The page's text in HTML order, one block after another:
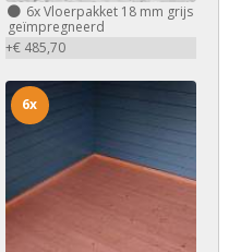
6xVloerpakket 18 mm grijs
geïmpregneerd
+€ 485,70
6x